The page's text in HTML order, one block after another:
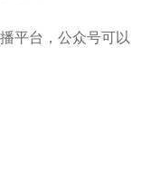
平台，公众号可以